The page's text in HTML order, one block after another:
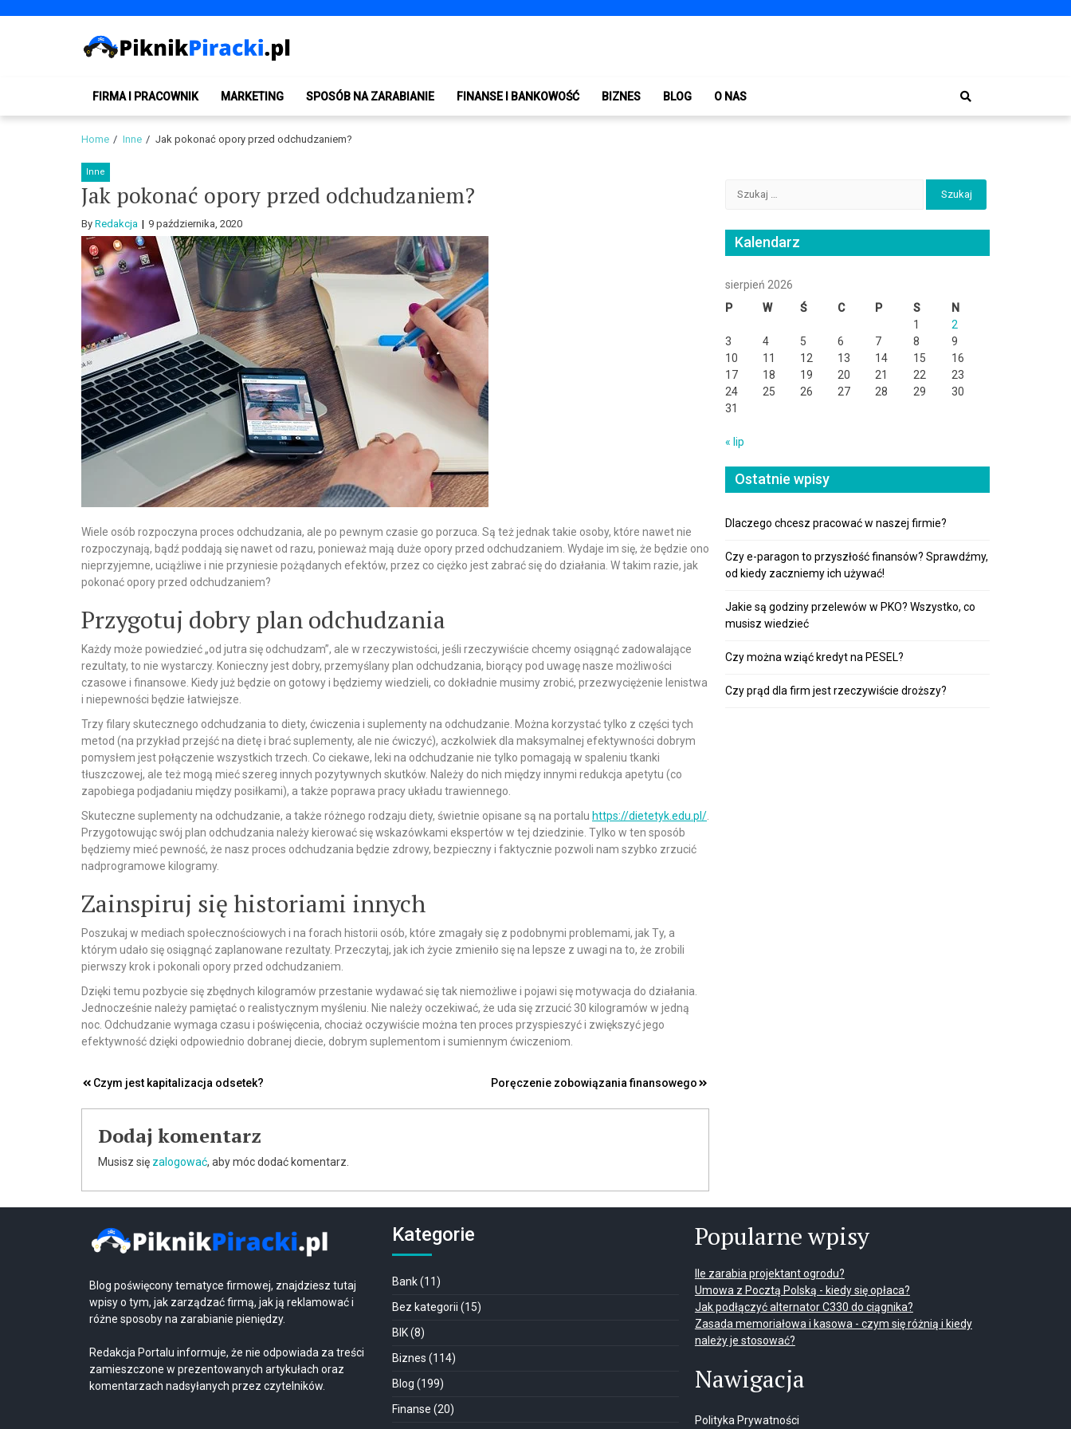
PiknikPiracki.pl
FIRMA I PRACOWNIK MARKETING SPOSÓB NA ZARABIANIE FINANSE I BANKOWOŚĆ BIZNES BLOG O NAS
Home Inne Jak pokonać opory przed odchudzaniem?
Inne
Jak pokonać opory przed odchudzaniem?
By Redakcja 9 października, 2020
Wiele osób rozpoczyna proces odchudzania, ale po pewnym czasie go porzuca. Są też jednak takie osoby, które nawet nie
rozpoczynają, bądź poddają się nawet od razu, ponieważ mają duże opory przed odchudzaniem. Wydaje im się, że będzie ono
nieprzyjemne, uciążliwe i nie przyniesie pożądanych efektów, przez co ciężko jest zabrać się do działania. W takim razie, jak
pokonać opory przed odchudzaniem?
Przygotuj dobry plan odchudzania
Każdy może powiedzieć „od jutra się odchudzam”, ale w rzeczywistości, jeśli rzeczywiście chcemy osiągnąć zadowalające
rezultaty, to nie wystarczy. Konieczny jest dobry, przemyślany plan odchudzania, biorący pod uwagę nasze możliwości
czasowe i finansowe. Kiedy już będzie on gotowy i będziemy wiedzieli, co dokładnie musimy zrobić, przezwyciężenie lenistwa
i niepewności będzie łatwiejsze.
Trzy filary skutecznego odchudzania to diety, ćwiczenia i suplementy na odchudzanie. Można korzystać tylko z części tych
metod (na przykład przejść na dietę i brać suplementy, ale nie ćwiczyć), aczkolwiek dla maksymalnej efektywności dobrym
pomysłem jest połączenie wszystkich trzech. Co ciekawe, leki na odchudzanie nie tylko pomagają w spaleniu tkanki
tłuszczowej, ale też mogą mieć szereg innych pozytywnych skutków. Należy do nich między innymi redukcja apetytu (co
zapobiega podjadaniu między posiłkami), a także poprawa pracy układu trawiennego.
Skuteczne suplementy na odchudzanie, a także różnego rodzaju diety, świetnie opisane są na portalu https://dietetyk.edu.pl/
Przygotowując swój plan odchudzania należy kierować się wskazówkami ekspertów w tej dziedzinie. Tylko w ten sposób
będziemy mieć pewność, że nasz proces odchudzania będzie zdrowy, bezpieczny i faktycznie pozwoli nam szybko zrzucić
nadprogramowe kilogramy.
Zainspiruj się historiami innych
Poszukaj w mediach społecznościowych i na forach historii osób, które zmagały się z podobnymi problemami, jak Ty, a
którym udało się osiągnąć zaplanowane rezultaty. Przeczytaj, jak ich życie zmieniło się na lepsze z uwagi na to, że zrobili
pierwszy krok i pokonali opory przed odchudzaniem.
Dzięki temu pozbycie się zbędnych kilogramów przestanie wydawać się tak niemożliwe i pojawi się motywacja do działania.
Jednocześnie należy pamiętać o realistycznym myśleniu. Nie należy oczekiwać, że uda się zrzucić 30 kilogramów w jedną
noc. Odchudzanie wymaga czasu i poświęcenia, chociaż oczywiście można ten proces przyspieszyć i zwiększyć jego
efektywność dzięki odpowiednio dobranej diecie, dobrym suplementom i sumiennym ćwiczeniom.
Nawigacja
wpisu
Czym jest kapitalizacja odsetek? Poręczenie zobowiązania finansowego
Dodaj komentarz
Musisz się zalogować, aby móc dodać komentarz.
Kalendarz
sierpień 2026
P
W Ś C P S
N
1
2
3
4 5 6 7 8
9
10
11 12 13 14 15
16
17
18 19 20 21 22
23
24
25 26 27 28 29
30
31
« lip
Ostatnie wpisy
Dlaczego chcesz pracować w naszej firmie?
Czy e-paragon to przyszłość finansów? Sprawdźmy,
od kiedy zaczniemy ich używać!
Jakie są godziny przelewów w PKO? Wszystko, co
musisz wiedzieć
Czy można wziąć kredyt na PESEL?
Czy prąd dla firm jest rzeczywiście droższy?
Blog poświęcony tematyce firmowej, znajdziesz tutaj
wpisy o tym, jak zarządzać firmą, jak ją reklamować i
różne sposoby na zarabianie pieniędzy.
Redakcja Portalu informuje, że nie odpowiada za treści
zamieszczone w prezentowanych artykułach oraz
komentarzach nadsyłanych przez czytelników.
Kategorie
Bank(11)
Bez kategorii (15)
BIK(8)
Biznes (114)
Blog (199)
Finanse (20)
Popularne wpisy
Ile zarabia projektant ogrodu?
Umowa z Pocztą Polską - kiedy się opłaca?
Jak podłączyć alternator C330 do ciągnika?
Zasada memoriałowa i kasowa - czym się różnią i kiedy
należy je stosować?
Nawigacja
Polityka Prywatności